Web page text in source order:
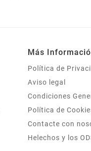
Más
Política de
Aviso legal
Condiciones
Política de
Contacte con
Helechos y los